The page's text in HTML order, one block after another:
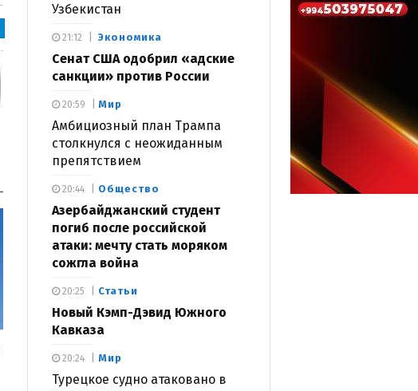
Узбекистан
Экономика
Сенат США одобрил «адские
санкции» против России
21:12
Мир
Амбициозный план Трампа
столкнулся с неожиданным
препятствием
20:59
Общество
Азербайджанский студент
погиб после российской
атаки: мечту стать моряком
сожгла война
20:44
Статьи
Новый Кэмп-Дэвид Южного
Кавказа
20:25
Мир
Турецкое судно атаковано в
20:24